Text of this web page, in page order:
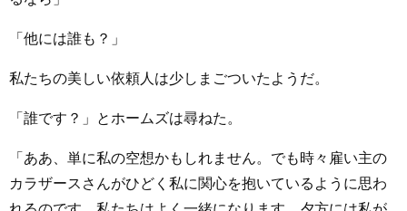
「他には誰も？」
私たちの美しい依頼人は少しまごついたようだ。
「誰です？」とホームズは尋ねた。
「ああ、単に私の空想かもしれません。でも時々雇い主の
カラザースさんがひどく私に関心を抱いているように思わ